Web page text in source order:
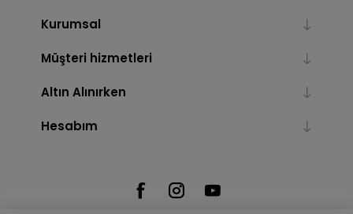
Kurumsal
Müşteri hizmetleri
Altın Alınırken
Hesabım